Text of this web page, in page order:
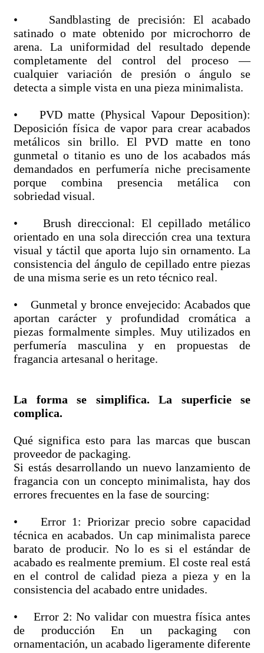
• Sandblasting de precisión: El acabado
satinado o mate obtenido por microchorro de
arena. La uniformidad del resultado depende
completamente del control del proceso —
cualquier variación de presión o ángulo se
detecta a simple vista en una pieza minimalista.
• PVD matte (Physical Vapour Deposition):
Deposición física de vapor para crear acabados
metálicos sin brillo. El PVD matte en tono
gunmetal o titanio es uno de los acabados más
demandados en perfumería niche precisamente
porque combina presencia metálica con
sobriedad visual.
• Brush direccional: El cepillado metálico
orientado en una sola dirección crea una textura
visual y táctil que aporta lujo sin ornamento. La
consistencia del ángulo de cepillado entre piezas
de una misma serie es un reto técnico real.
• Gunmetal y bronce envejecido: Acabados que
aportan carácter y profundidad cromática a
piezas formalmente simples. Muy utilizados en
perfumería masculina y en propuestas de
fragancia artesanal o heritage.
La forma se simplifica. La superficie se
complica.
Qué significa esto para las marcas que buscan
proveedor de packaging.
Si estás desarrollando un nuevo lanzamiento de
fragancia con un concepto minimalista, hay dos
errores frecuentes en la fase de sourcing:
• Error 1: Priorizar precio sobre capacidad
técnica en acabados. Un cap minimalista parece
barato de producir. No lo es si el estándar de
acabado es realmente premium. El coste real está
en el control de calidad pieza a pieza y en la
consistencia del acabado entre unidades.
• Error 2: No validar con muestra física antes
de producción En un packaging con
ornamentación, un acabado ligeramente diferente